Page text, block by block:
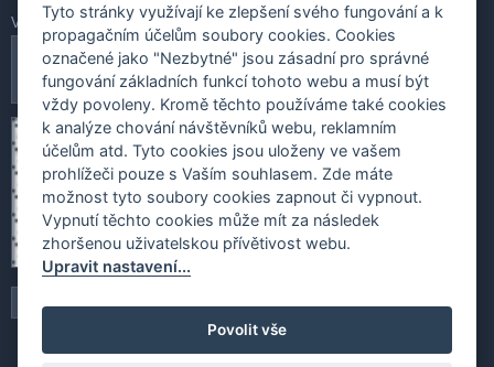
Vaše zpráva
Tyto stránky využívají ke zlepšení svého fungování a k
propagačním účelům soubory cookies. Cookies
označené jako "Nezbytné" jsou zásadní pro správné
fungování základních funkcí tohoto webu a musí být
vždy povoleny. Kromě těchto používáme také cookies
k analýze chování návštěvníků webu, reklamním
účelům atd. Tyto cookies jsou uloženy ve vašem
prohlížeči pouze s Vaším souhlasem. Zde máte
možnost tyto soubory cookies zapnout či vypnout.
Vypnutí těchto cookies může mít za následek
zhoršenou uživatelskou přívětivost webu.
Upravit nastavení...
Povolit vše